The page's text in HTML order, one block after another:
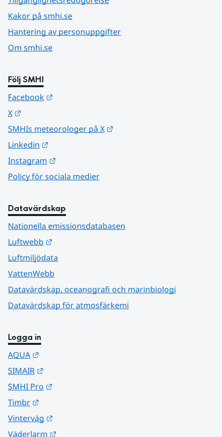
Kakor på smhi.se
Hantering av personuppgifter
Om smhi.se
Följ SMHI
Facebook
X
SMHIs meteorologer på X
Linkedin
Instagram
Policy för sociala medier
Datavärdskap
Nationella emissionsdatabasen
Luftwebb
Luftmiljödata
VattenWebb
Datavärdskap, oceanografi och marinbiologi
Datavärdskap för atmosfärkemi
Logga in
AQUA
SIMAIR
SMHI Pro
Timbr
Vinterväg
Väderlarm